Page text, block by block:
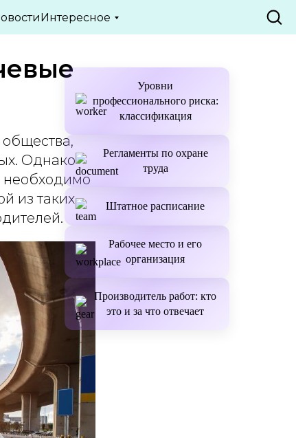
Интересное
Однако
необходимо
из таких
Уровни
профессионального риска:
классификация
Регламенты по охране
труда
Штатное расписание
Рабочее место и его
организация
Производитель работ: кто
это и за что отвечает